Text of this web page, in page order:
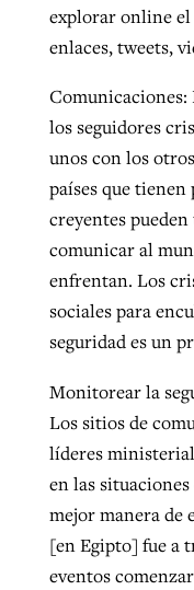
explorar online
enlaces, tweets,
Comunicaciones:
los seguidores
unos con los
países que
creyentes
comunicar al
enfrentan. Los
sociales para
seguridad es un
Monitorear la
Los sitios de
líderes
en las
mejor manera de
[en Egipto] fue a
eventos